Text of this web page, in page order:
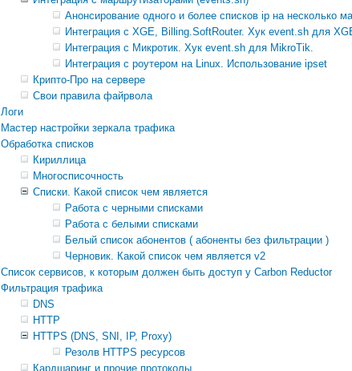
Анонсирование одного и более списков ip на несколько
Интеграция с XGE, Billing.SoftRouter. Хук event.sh для
Интеграция с Микротик. Хук event.sh для MikroTik.
Интеграция с роутером на Linux. Использование ipset
Крипто-Про на сервере
Свои правила файрвола
Логи
Мастер настройки зеркала трафика
Обработка списков
Кириллица
Многосписочность
Списки. Какой список чем является
Работа с черными списками
Работа с белыми списками
Белый список абонентов ( абоненты без фильтрации )
Черновик. Какой список чем является v2
Список сервисов, к которым должен быть доступ у Carbon Reductor
Фильтрация трафика
DNS
HTTP
HTTPS (DNS, SNI, IP, Proxy)
Резолв HTTPS ресурсов
Кардшаринг и прочие протоколы